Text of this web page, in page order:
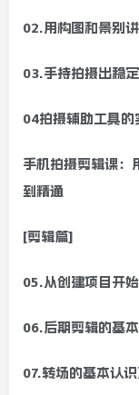
02.用构图和景别
03.手持拍摄出稳
04拍摄辅助工具的
手机拍摄剪辑课：
到精通
[剪辑篇]
05.从创建项目开
06.后期剪辑的基
07.转场的基本认识